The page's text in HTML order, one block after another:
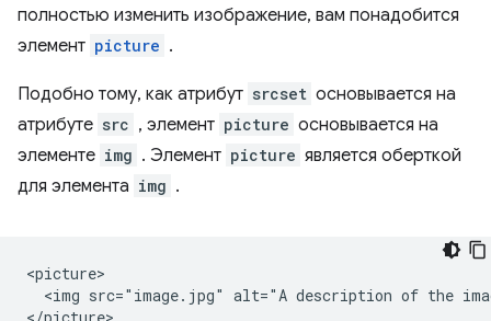
полностью изменить изображение, вам понадобится
элемент picture .
Подобно тому, как атрибут srcset основывается на
атрибуте src , элемент picture основывается на
элементе img . Элемент picture является оберткой
для элемента img .
<picture>
<img src="image.jpg" alt="A description of the